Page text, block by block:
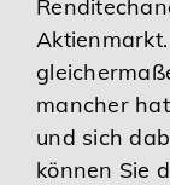
mancher
und sich
können Sie